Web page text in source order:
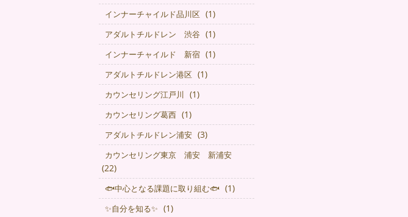
インナーチャイルド品川区 (1)
アダルトチルドレン 渋谷 (1)
インナーチャイルド 新宿 (1)
アダルトチルドレン港区 (1)
カウンセリング江戸川 (1)
カウンセリング葛西 (1)
アダルトチルドレン浦安 (3)
カウンセリング東京 浦安 新浦安
(22)
🐟中心となる課題に取り組む🐟 (1)
✨自分を知る✨ (1)